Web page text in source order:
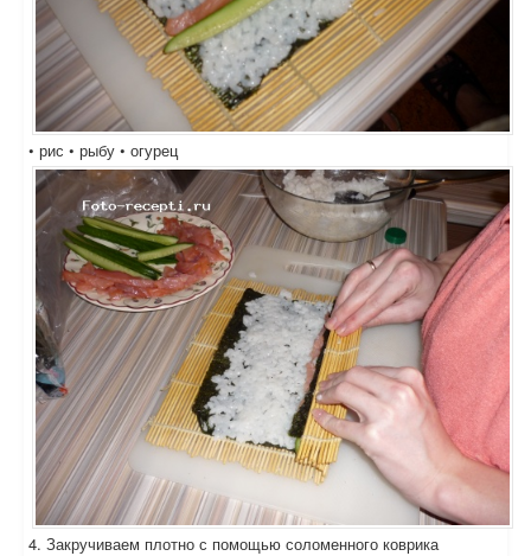
• рис • рыбу • огурец
4. Закручиваем плотно с помощью соломенного коврика